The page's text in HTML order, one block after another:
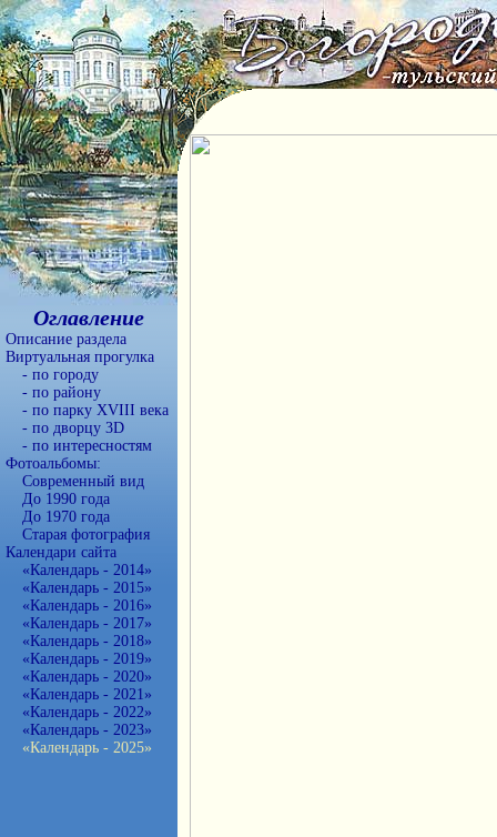
Оглавление
Описание раздела
Виртуальная прогулка
- по городу
- по району
- по парку XVIII века
- по дворцу 3D
- по интересностям
Фотоальбомы:
Современный вид
До 1990 года
До 1970 года
Старая фотография
Календари сайта
«Календарь - 2014»
«Календарь - 2015»
«Календарь - 2016»
«Календарь - 2017»
«Календарь - 2018»
«Календарь - 2019»
«Календарь - 2020»
«Календарь - 2021»
«Календарь - 2022»
«Календарь - 2023»
«Календарь - 2025»